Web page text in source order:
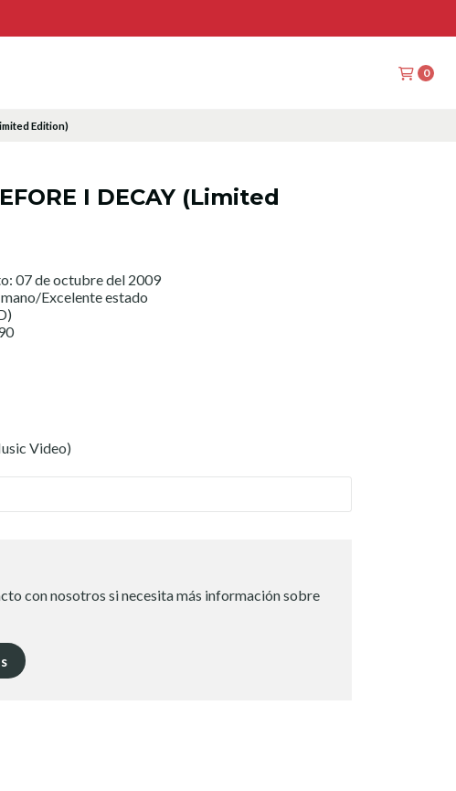
0
Edition)
I DECAY (Limited
07 de octubre del 2009
Excelente estado
Video)
con nosotros si necesita más información sobre